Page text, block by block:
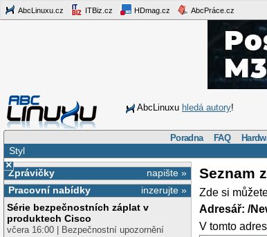
AbcLinuxu.cz ITBiz.cz HDmag.cz AbcPráce.cz
AbcLinuxu hledá autory!
Poradna FAQ
Styl
×
napište »
Zprávičky
inzerujte »
Pracovní nabídky
Série bezpečnostních záplat v
produktech Cisco
včera 16:00 | Bezpečnostní upozornění
Seznam
Zde si
Adresář: /
V tomto